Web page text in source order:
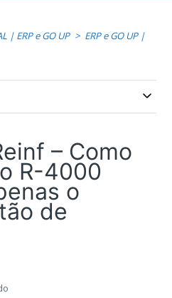
| ERP e GO UP
ERP e GO UP |
– Como
R-4000
o
de